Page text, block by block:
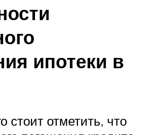
ипотеки в
стоит отметить, что